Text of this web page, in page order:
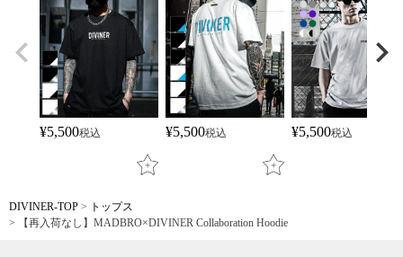
¥5,500税込 ¥5,500税込 ¥5,500税込
DIVINER-TOP
トップス
【再入荷なし】MADBRO×DIVINER Collaboration Hoodie